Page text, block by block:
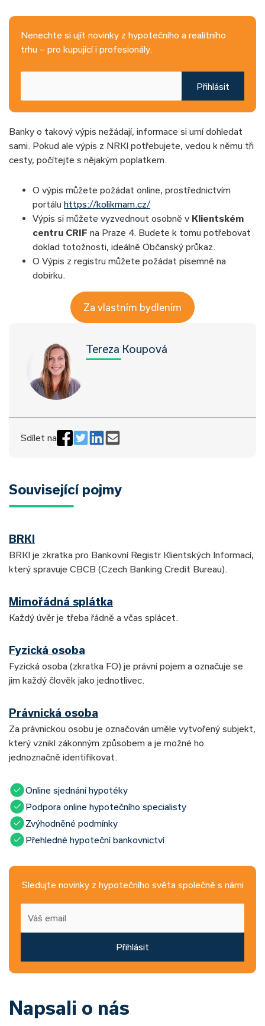
Nenechte si ujít novinky z hypotečního a realitního
trhu – pro kupující i profesionály.
Přihlásit
Banky o takový výpis nežádají, informace si umí dohledat
sami. Pokud ale výpis z NRKI potřebujete, vedou k němu tři
cesty, počítejte s nějakým poplatkem.
O výpis můžete požádat online, prostřednictvím
portálu https://kolikmam.cz/
Výpis si můžete vyzvednout osobně v Klientském
centru CRIF na Praze 4. Budete k tomu potřebovat
doklad totožnosti, ideálně Občanský průkaz.
O Výpis z registru můžete požádat písemně na
dobírku.
Za vlastním bydlením
Tereza Koupová
Sdílet na
Související pojmy
BRKI
BRKI je zkratka pro Bankovní Registr Klientských Informací,
který spravuje CBCB (Czech Banking Credit Bureau).
Mimořádná splátka
Každý úvěr je třeba řádně a včas splácet.
Fyzická osoba
Fyzická osoba (zkratka FO) je právní pojem a označuje se
jim každý člověk jako jednotlivec.
Právnická osoba
Za právnickou osobu je označován uměle vytvořený subjekt,
který vznikl zákonným způsobem a je možné ho
jednoznačně identifikovat.
Online sjednání hypotéky
Podpora online hypotečního specialisty
Zvýhodněné podmínky
Přehledné hypoteční bankovnictví
Sledujte novinky z hypotečního světa společně s námi
Přihlásit
Napsali o nás